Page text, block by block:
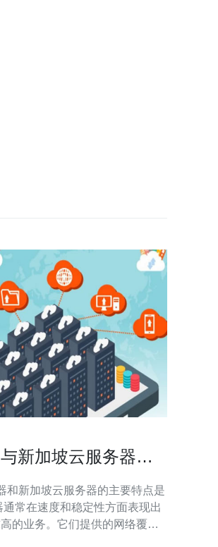
新加坡云服务器的
和新加坡云服务器的主要特点是
常在速度和稳定性方面表现出
的业务。它们提供的网络覆盖